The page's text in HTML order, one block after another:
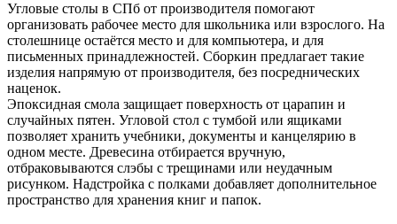
Угловые столы в СПб от производителя помогают
организовать рабочее место для школьника или взрослого. На
столешнице остаётся место и для компьютера, и для
письменных принадлежностей. Сборкин предлагает такие
изделия напрямую от производителя, без посреднических
наценок.
Эпоксидная смола защищает поверхность от царапин и
случайных пятен. Угловой стол с тумбой или ящиками
позволяет хранить учебники, документы и канцелярию в
одном месте. Древесина отбирается вручную,
отбраковываются слэбы с трещинами или неудачным
рисунком. Надстройка с полками добавляет дополнительное
пространство для хранения книг и папок.